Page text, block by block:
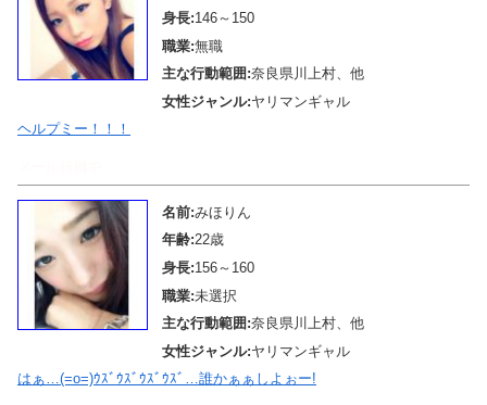
身長:146～150
職業:無職
主な行動範囲:奈良県川上村、他
女性ジャンル:ヤリマンギャル
ヘルプミー！！！
名前:みほりん
年齢:22歳
身長:156～160
職業:未選択
主な行動範囲:奈良県川上村、他
女性ジャンル:ヤリマンギャル
はぁ…(=o=)ｳｽﾞｳｽﾞｳｽﾞｳｽﾞ…誰かぁぁしよぉー!